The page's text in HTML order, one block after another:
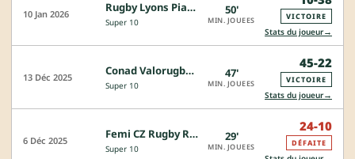
10 Jan 2026 Rugby Lyons Piacenza - Conad Valorugby Emilia
Super 10
50'
MIN. JOUEES VICTOIRE
Stats du joueur→
13 Déc 2025 Conad Valorugby Emilia - Fiamme Oro Roma
Super 10
47'
MIN. JOUEES
45-22
VICTOIRE
Stats du joueur→
6 Déc 2025 Femi CZ Rugby Rovigo - Conad Valorugby Emilia
Super 10
29'
MIN. JOUEES
24-10
DÉFAITE